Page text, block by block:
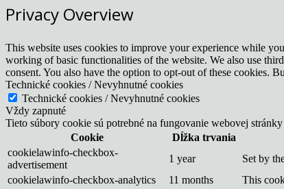
Privacy Overview
This website uses cookies to improve your experience while
working of basic functionalities of the website. We also use
consent. You also have the option to opt-out of these cookies.
Technické cookies / Nevyhnutné cookies
Technické cookies / Nevyhnutné cookies
Vždy zapnuté
Tieto súbory cookie sú potrebné na fungovanie webovej
Cookie
Dĺžka trvania
cookielawinfo-checkbox-
advertisement
1 year
Set by
cookielawinfo-checkbox-analytics
11 months
This